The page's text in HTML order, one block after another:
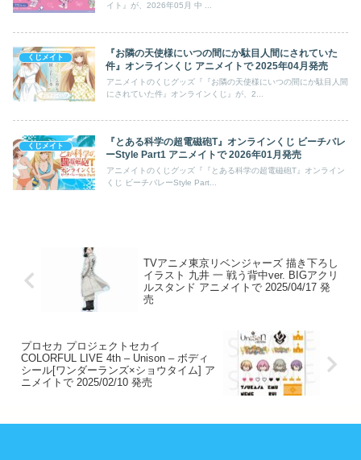
イト』が、2026年05月 中 ...
くじメイト
『お隣の天使様にいつの間にか駄目人間にされていた
件』オンラインくじ アニメイトで 2025年04月発売
アニメイトのくじグッズ『『お隣の天使様にいつの間にか駄目人間
にされていた件』オンラインくじ』が、2...
くじメイト
『とある科学の超電磁砲T』オンラインくじ ビーチバレ
ーStyle Part1 アニメイトで 2026年01月発売
アニメイトのくじグッズ『『とある科学の超電磁砲T』オンライン
くじ ビーチバレーStyle Part...
TVアニメ東京リベンジャーズ 描き下ろし
イラスト 九井 一 戦う背中ver. BIGアクリ
ルスタンド アニメイトで 2025/04/17 発
売
プロセカ プロジェクトセカイ
COLORFUL LIVE 4th – Unison – ボディ
シール[ワンダーランズ×ショウタイム] ア
ニメイトで 2025/02/10 発売